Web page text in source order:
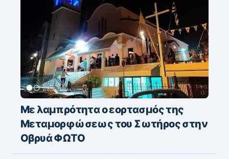
Με λαμπρότητα ο εορτασμός της
Μεταμορφώσεως του Σωτήρος στην
Οβρυά ΦΩΤΟ